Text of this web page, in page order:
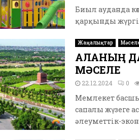
Биыл ауданда
қарқынды
Жаңалықтар
ҚАЛАНЫҢ
МӘСЕЛЕ
22.12.2024 0
Мемлекет
сапалы жүзеге
әлеуметтік-